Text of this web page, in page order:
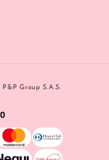
P&P Group S.A.S.